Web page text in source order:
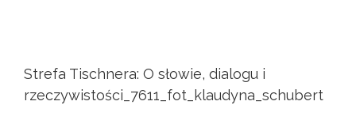
Strefa Tischnera: O słowie, dialogu i
rzeczywistości_7611_fot_klaudyna_schubert